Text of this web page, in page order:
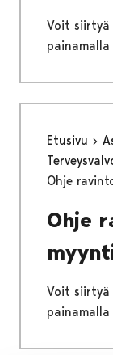
Voit siirtyä
Etusivu
Ohje
Ohje
Voit siirtyä